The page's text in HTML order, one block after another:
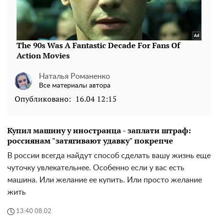
Наталья Романенко
Все материалы автора
Опубликовано: 16.04 12:15
Купил машину у иностранца - заплати штраф:
россиянам "затягивают удавку" покрепче
В россии всегда найдут способ сделать вашу жизнь еще
чуточку увлекательнее. Особенно если у вас есть
машина. Или желание ее купить. Или просто желание
жить
13:40 08.02